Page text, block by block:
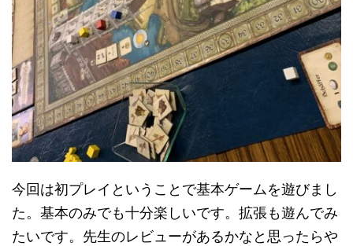
今回は初プレイということで基本ゲームを遊びまし
た。基本のみでも十分楽しいです。拡張も遊んでみ
たいです。先生のレビューがあるかなと思ったらや